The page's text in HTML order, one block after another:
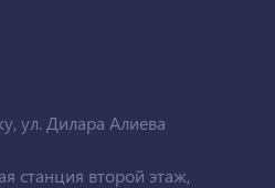
ул. Дилара Алиева
станция второй этаж,